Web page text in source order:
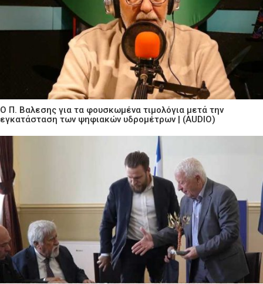
Ο Π. Βαλεσης για τα φουσκωμένα τιμολόγια μετά την
εγκατάσταση των ψηφιακών υδρομέτρων | (AUDIO)